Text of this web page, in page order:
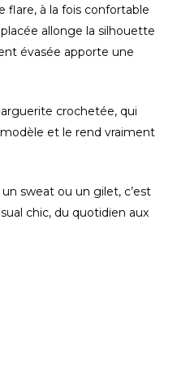
flare, à la fois confortable
allonge la silhouette
évasée apporte une
crochetée, qui
et le rend vraiment
sweat ou un gilet, c’est
chic, du quotidien aux